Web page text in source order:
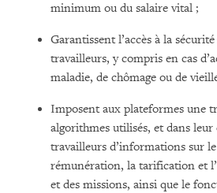
minimum ou du salaire vital ;
Garantissent l’accès à la
travailleurs, y compris en cas
maladie, de chômage ou de
Imposent aux plateformes une
algorithmes utilisés, et dans
travailleurs d’informations sur
rémunération, la tarification et
et des missions, ainsi que le